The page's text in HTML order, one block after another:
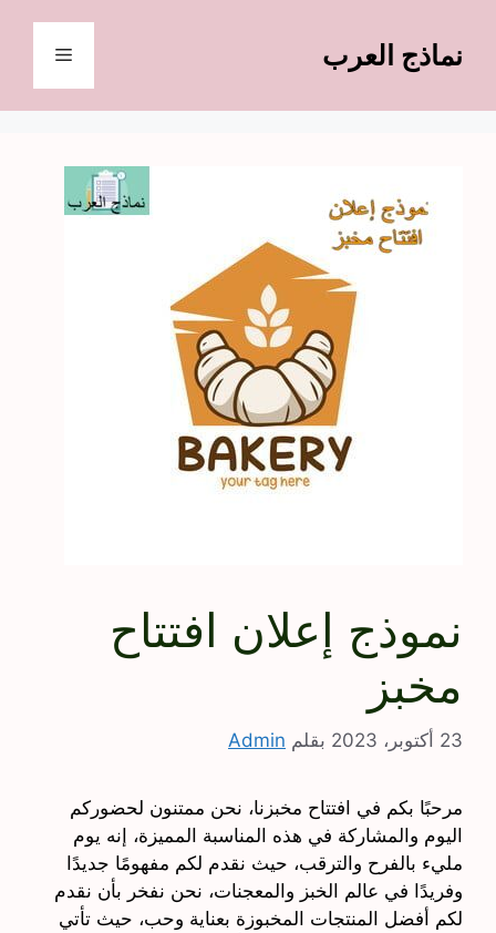
المحتوىنماذج العرب القائمة
نموذج إعلان افتتاح
مخبز
23 أكتوبر، 2023 بقلم Admin
مرحبًا بكم في افتتاح مخبزنا، نحن ممتنون لحضوركم
اليوم والمشاركة في هذه المناسبة المميزة، إنه يوم
مليء بالفرح والترقب، حيث نقدم لكم مفهومًا جديدًا
وفريدًا في عالم الخبز والمعجنات، نحن نفخر بأن نقدم
لكم أفضل المنتجات المخبوزة بعناية وحب، حيث تأتي